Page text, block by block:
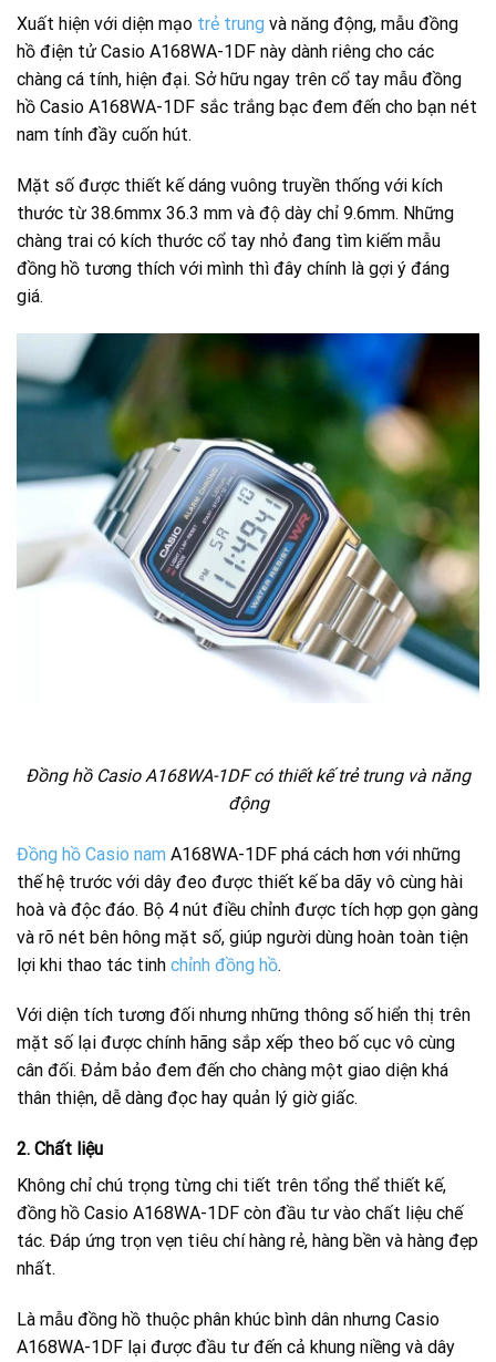
Xuất hiện với diện mạo trẻ trung và năng động, mẫu đồng
hồ điện tử Casio A168WA-1DF này dành riêng cho các
chàng cá tính, hiện đại. Sở hữu ngay trên cổ tay mẫu đồng
hồ Casio A168WA-1DF sắc trắng bạc đem đến cho bạn nét
nam tính đầy cuốn hút.
Mặt số được thiết kế dáng vuông truyền thống với kích
thước từ 38.6mmx 36.3 mm và độ dày chỉ 9.6mm. Những
chàng trai có kích thước cổ tay nhỏ đang tìm kiếm mẫu
đồng hồ tương thích với mình thì đây chính là gợi ý đáng
giá.
Đồng hồ Casio A168WA-1DF có thiết kế trẻ trung và năng
động
Đồng hồ Casio nam A168WA-1DF phá cách hơn với những
thế hệ trước với dây đeo được thiết kế ba dãy vô cùng hài
hoà và độc đáo. Bộ 4 nút điều chỉnh được tích hợp gọn gàng
và rõ nét bên hông mặt số, giúp người dùng hoàn toàn tiện
lợi khi thao tác tinh chỉnh đồng hồ.
Với diện tích tương đối nhưng những thông số hiển thị trên
mặt số lại được chính hãng sắp xếp theo bố cục vô cùng
cân đối. Đảm bảo đem đến cho chàng một giao diện khá
thân thiện, dễ dàng đọc hay quản lý giờ giấc.
2. Chất liệu
Không chỉ chú trọng từng chi tiết trên tổng thể thiết kế,
đồng hồ Casio A168WA-1DF còn đầu tư vào chất liệu chế
tác. Đáp ứng trọn vẹn tiêu chí hàng rẻ, hàng bền và hàng đẹp
nhất.
Là mẫu đồng hồ thuộc phân khúc bình dân nhưng Casio
A168WA-1DF lại được đầu tư đến cả khung niềng và dây